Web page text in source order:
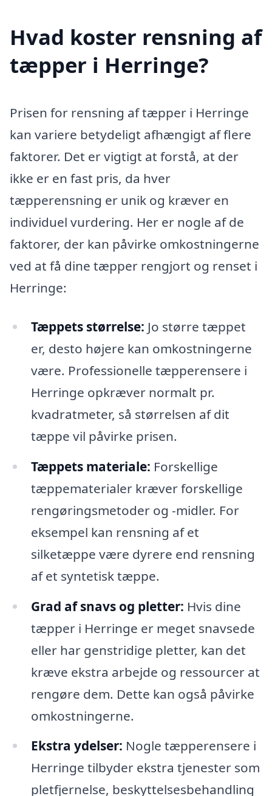
Hvad koster rensning af
tæpper i Herringe?
Prisen for rensning af tæpper i Herringe
kan variere betydeligt afhængigt af flere
faktorer. Det er vigtigt at forstå, at der
ikke er en fast pris, da hver
tæpperensning er unik og kræver en
individuel vurdering. Her er nogle af de
faktorer, der kan påvirke omkostningerne
ved at få dine tæpper rengjort og renset i
Herringe:
Tæppets størrelse: Jo større tæppet
er, desto højere kan omkostningerne
være. Professionelle tæpperensere i
Herringe opkræver normalt pr.
kvadratmeter, så størrelsen af dit
tæppe vil påvirke prisen.
Tæppets materiale: Forskellige
tæppematerialer kræver forskellige
rengøringsmetoder og -midler. For
eksempel kan rensning af et
silketæppe være dyrere end rensning
af et syntetisk tæppe.
Grad af snavs og pletter: Hvis dine
tæpper i Herringe er meget snavsede
eller har genstridige pletter, kan det
kræve ekstra arbejde og ressourcer at
rengøre dem. Dette kan også påvirke
omkostningerne.
Ekstra ydelser: Nogle tæpperensere i
Herringe tilbyder ekstra tjenester som
pletfjernelse, beskyttelsesbehandling